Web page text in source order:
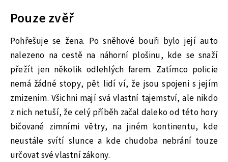
Pouze zvěř
Pohřešuje se žena. Po sněhové bouři bylo její auto
nalezeno na cestě na náhorní plošinu, kde se snaží
přežít jen několik odlehlých farem. Zatímco policie
nemá žádné stopy, pět lidí ví, že jsou spojeni s jejím
zmizením. Všichni mají svá vlastní tajemství, ale nikdo
z nich netuší, že celý příběh začal daleko od této hory
bičované zimními větry, na jiném kontinentu, kde
neustále svítí slunce a kde chudoba nebrání touze
určovat své vlastní zákony.